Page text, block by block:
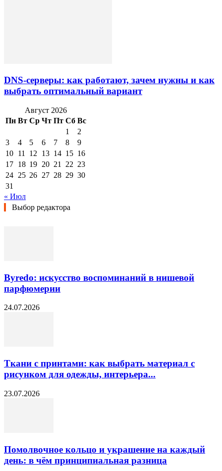
DNS-серверы: как работают, зачем нужны и как
выбрать оптимальный вариант
Август 2026
Пн Вт Ср Чт Пт Сб Вс
1
2
3
4 5 6 7 8
9
10 11 12 13 14 15 16
17 18 19 20 21 22 23
24 25 26 27 28 29 30
31
« Июл
Выбор редактора
Byredo: искусство воспоминаний в нишевой
парфюмерии
24.07.2026
Ткани с принтами: как выбрать материал с
рисунком для одежды, интерьера...
23.07.2026
Помолвочное кольцо и украшение на каждый
день: в чём принципиальная разница